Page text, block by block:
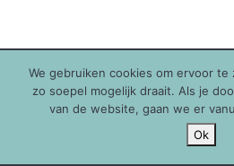
We gebruiken cookies om ervoor
zo soepel mogelijk draait. Als je
van de website, gaan we er
Ok